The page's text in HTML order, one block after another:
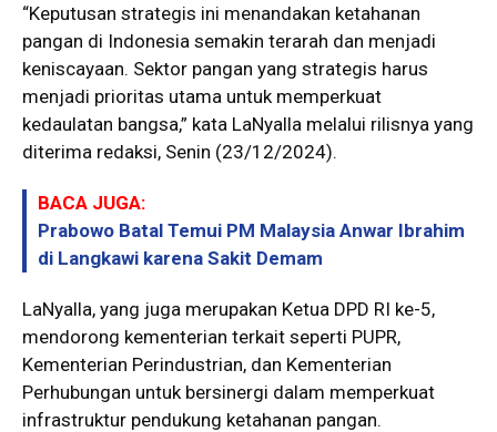
“Keputusan strategis ini menandakan ketahanan
pangan di Indonesia semakin terarah dan menjadi
keniscayaan. Sektor pangan yang strategis harus
menjadi prioritas utama untuk memperkuat
kedaulatan bangsa,” kata LaNyalla melalui rilisnya yang
diterima redaksi, Senin (23/12/2024).
BACA JUGA:
Prabowo Batal Temui PM Malaysia Anwar Ibrahim
di Langkawi karena Sakit Demam
LaNyalla, yang juga merupakan Ketua DPD RI ke-5,
mendorong kementerian terkait seperti PUPR,
Kementerian Perindustrian, dan Kementerian
Perhubungan untuk bersinergi dalam memperkuat
infrastruktur pendukung ketahanan pangan.